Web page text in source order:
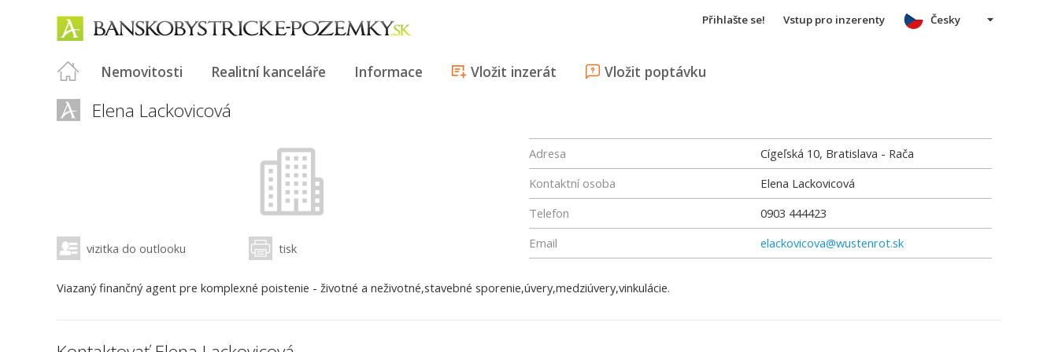
Přihlašte se! Vstup pro inzerenty
Nemovitosti Realitní kanceláře Informace Vložit inzerát Vložit poptávku
Česky
Elena Lackovicová
vizitka do outlooku tisk
Adresa
Cígeľská 10, Bratislava - Rača
Kontaktní osoba
Elena Lackovicová
Telefon
0903 444423
Email
elackovicova@wustenrot.sk
Viazaný finančný agent pre komplexné poistenie - životné a neživotné,stavebné sporenie,úvery,medziúvery,vinkulácie.